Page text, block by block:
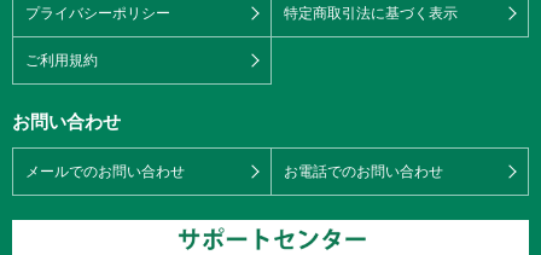
プライバシーポリシー 特定商取引法に基づく表示
ご利用規約
お問い合わせ
メールでのお問い合わせ お電話でのお問い合わせ